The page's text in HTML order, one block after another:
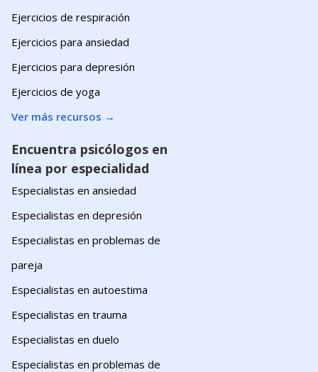
Ejercicios de respiración
Ejercicios para ansiedad
Ejercicios para depresión
Ejercicios de yoga
Ver más recursos →
Encuentra psicólogos en
línea por especialidad
Especialistas en ansiedad
Especialistas en depresión
Especialistas en problemas de
pareja
Especialistas en autoestima
Especialistas en trauma
Especialistas en duelo
Especialistas en problemas de